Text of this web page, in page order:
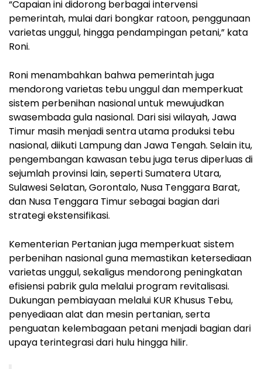
“Capaian ini didorong berbagai intervensi
pemerintah, mulai dari bongkar ratoon, penggunaan
varietas unggul, hingga pendampingan petani,” kata
Roni.
Roni menambahkan bahwa pemerintah juga
mendorong varietas tebu unggul dan memperkuat
sistem perbenihan nasional untuk mewujudkan
swasembada gula nasional. Dari sisi wilayah, Jawa
Timur masih menjadi sentra utama produksi tebu
nasional, diikuti Lampung dan Jawa Tengah. Selain itu,
pengembangan kawasan tebu juga terus diperluas di
sejumlah provinsi lain, seperti Sumatera Utara,
Sulawesi Selatan, Gorontalo, Nusa Tenggara Barat,
dan Nusa Tenggara Timur sebagai bagian dari
strategi ekstensifikasi.
Kementerian Pertanian juga memperkuat sistem
perbenihan nasional guna memastikan ketersediaan
varietas unggul, sekaligus mendorong peningkatan
efisiensi pabrik gula melalui program revitalisasi.
Dukungan pembiayaan melalui KUR Khusus Tebu,
penyediaan alat dan mesin pertanian, serta
penguatan kelembagaan petani menjadi bagian dari
upaya terintegrasi dari hulu hingga hilir.